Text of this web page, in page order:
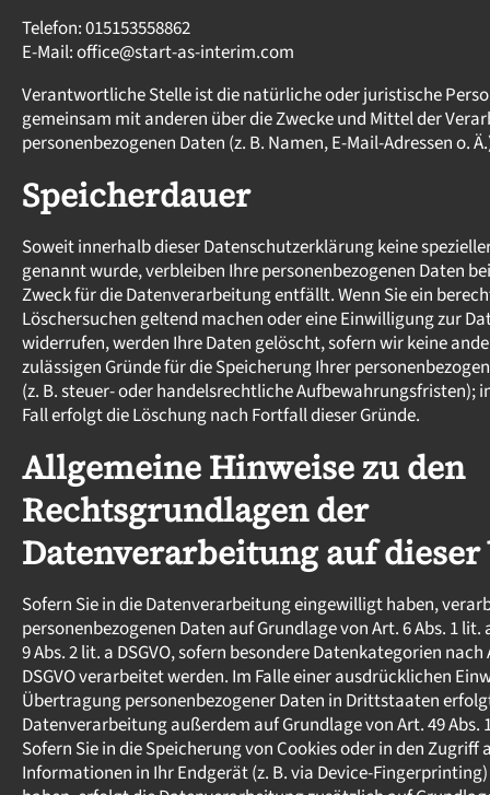
Telefon: 015153558862
E-Mail: office@start-as-interim.com
Verantwortliche Stelle ist die natürliche oder juristische
gemeinsam mit anderen über die Zwecke und Mittel der
personenbezogenen Daten (z. B. Namen, E-Mail-Adressen o.
Speicherdauer
Soweit innerhalb dieser Datenschutzerklärung keine
genannt wurde, verbleiben Ihre personenbezogenen Daten
Zweck für die Datenverarbeitung entfällt. Wenn Sie ein
Löschersuchen geltend machen oder eine Einwilligung zur
widerrufen, werden Ihre Daten gelöscht, sofern wir keine
zulässigen Gründe für die Speicherung Ihrer
(z. B. steuer- oder handelsrechtliche Aufbewahrungsfristen);
Fall erfolgt die Löschung nach Fortfall dieser Gründe.
Allgemeine Hinweise zu den
Rechtsgrundlagen der
Datenverarbeitung auf dieser
Sofern Sie in die Datenverarbeitung eingewilligt haben,
personenbezogenen Daten auf Grundlage von Art. 6 Abs. 1 lit.
9 Abs. 2 lit. a DSGVO, sofern besondere Datenkategorien nach
DSGVO verarbeitet werden. Im Falle einer ausdrücklichen
Übertragung personenbezogener Daten in Drittstaaten
Datenverarbeitung außerdem auf Grundlage von Art. 49 Abs.
Sofern Sie in die Speicherung von Cookies oder in den Zugriff
Informationen in Ihr Endgerät (z. B. via Device-